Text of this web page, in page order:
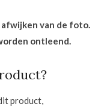
van de foto.
ontleend.
product,